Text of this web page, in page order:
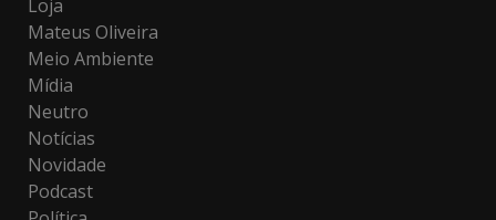
Loja
Mateus Oliveira
Meio Ambiente
Mídia
Neutro
Notícias
Novidade
Podcast